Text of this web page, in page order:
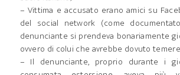
– Vittima e accusato erano amici su
del social network (come
denunciante si prendeva bonariamente
ovvero di colui che avrebbe dovuto
– Il denunciante, proprio durante i